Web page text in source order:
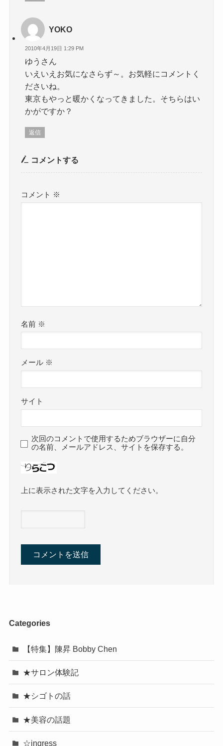
YOKO
2010年4月19日 1:29 PM
ゆうさん
いえいえお気になさらず～。お気軽にコメントく
ださいね。
東京もやっと暖かくなってきました。そちらはい
かがですか？
返信
コメントする
コメント ※
名前 ※
メール ※
サイト
次回のコメントで使用するためブラウザーに自分
の名前、メールアドレス、サイトを保存する。
上に表示された文字を入力してください。
Categories
【特集】陳昇 Bobby Chen
★サロン体験記
★シゴトの話
★美容の話題
☆ingress